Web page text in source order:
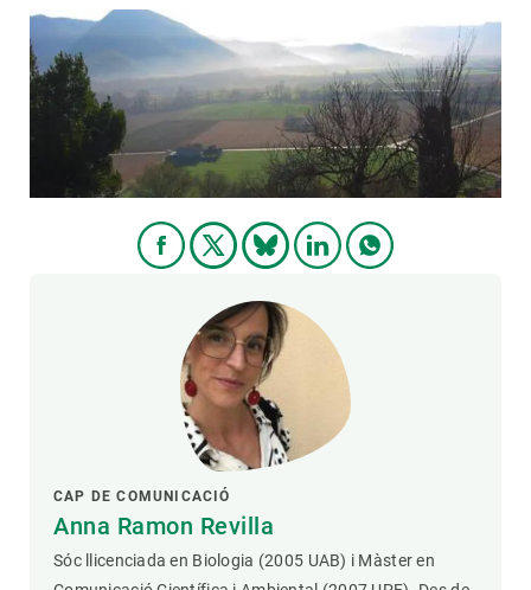
CAP DE COMUNICACIÓ
Anna Ramon Revilla
Sóc llicenciada en Biologia (2005 UAB) i Màster en